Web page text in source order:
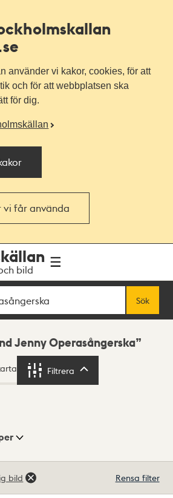
använder vi kakor, cookies, för att
och för att webbplatsen ska
för dig.
vi får använda
bild
Sök
Jenny Operasångerska
Filtrera
bild Rensa filter